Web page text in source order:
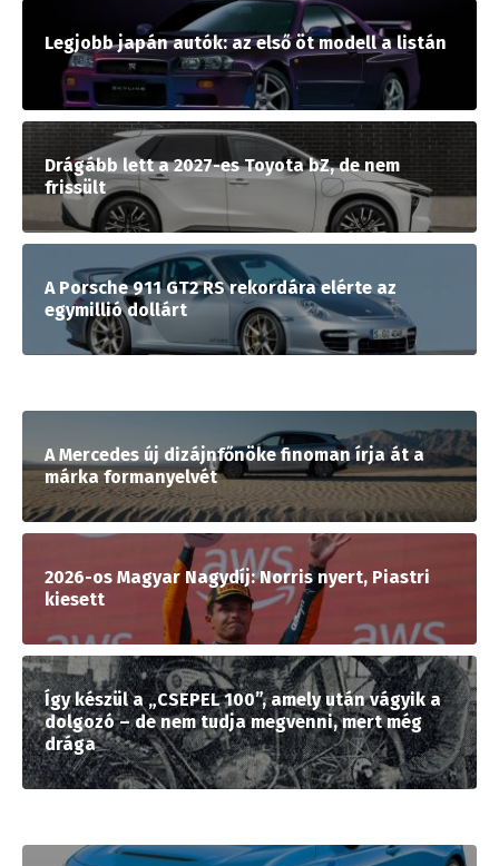
Legjobb japán autók: az első öt modell a listán
Drágább lett a 2027-es Toyota bZ, de nem
frissült
A Porsche 911 GT2 RS rekordára elérte az
egymillió dollárt
A Mercedes új dizájnfőnöke finoman írja át a
márka formanyelvét
2026-os Magyar Nagydíj: Norris nyert, Piastri
kiesett
Így készül a „CSEPEL 100”, amely után vágyik a
dolgozó – de nem tudja megvenni, mert még
drága